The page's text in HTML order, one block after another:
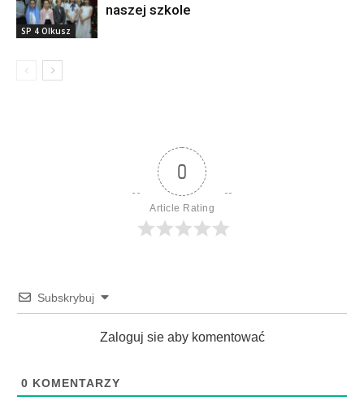
SP 4 Olkusz
naszej szkole
0
Article Rating
Subskrybuj
Zaloguj sie aby komentować
0 KOMENTARZY